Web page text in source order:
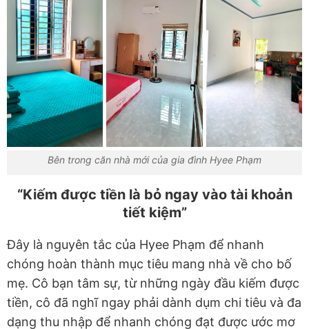
Bên trong căn nhà mới của gia đình Hyee Phạm
“Kiếm được tiền là bỏ ngay vào tài khoản
tiết kiệm”
Đây là nguyên tắc của Hyee Phạm để nhanh
chóng hoàn thành mục tiêu mang nhà về cho bố
mẹ. Cô bạn tâm sự, từ những ngày đầu kiếm được
tiền, cô đã nghĩ ngay phải dành dụm chi tiêu và đa
dạng thu nhập để nhanh chóng đạt được ước mơ